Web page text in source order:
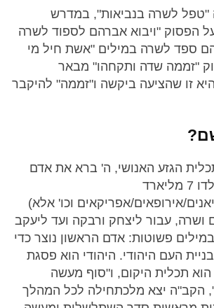
"טפל לשרה בנביאות", במדרש
הפסוק "ויבוא אברהם לספוד לשרה
ספד לשרה במילים "אשת חיל מי
"זממה שדה ותקחהו" מבאר
זו שהציעה ביקשה ו"זממה" להיקבר
הגזע האנושי, ה' ברא את אדם
וחוה (לא כדי שיוולדו 7 מליארד
אירופאים/אפריקאים וכו' אלא)
ושרה, עבור ליצחק ורבקה ועד ליעקב
פשוטות: אדם הראשון נוצר כדי
העם היהודי. היהודי הוא פסגת
הוא תכלית היקום, ו"סוף מעשה
הקב"ה יצא מלכתחילה לכל המהלך